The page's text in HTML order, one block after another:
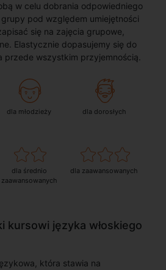
w celu dobrania odpowiedniego
pod względem umiejętności
się na zajęcia grupowe,
Elastycznie dopasujemy się do
przede wszystkim przyjemnością.
dla młodzieży dla dorosłych
dla średnio
zaawansowanych
dla zaawansowanych
kursowi języka włoskiego
która stawia na